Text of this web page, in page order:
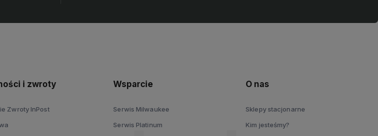
i zwroty
Zwroty InPost
Wsparcie
Serwis Milwaukee
Serwis Platinum
O nas
Sklepy stacjonarne
Kim jesteśmy?